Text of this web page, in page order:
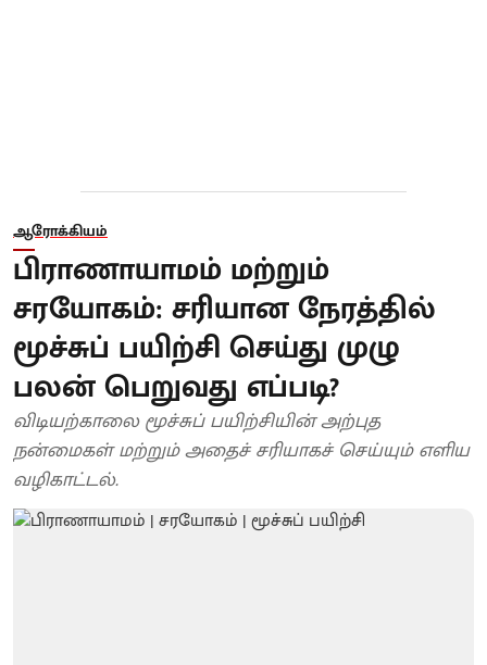
ஆரோக்கியம்
பிராணாயாமம் மற்றும்
சரயோகம்: சரியான நேரத்தில்
மூச்சுப் பயிற்சி செய்து முழு
பலன் பெறுவது எப்படி?
விடியற்காலை மூச்சுப் பயிற்சியின் அற்புத
நன்மைகள் மற்றும் அதைச் சரியாகச் செய்யும் எளிய
வழிகாட்டல்.